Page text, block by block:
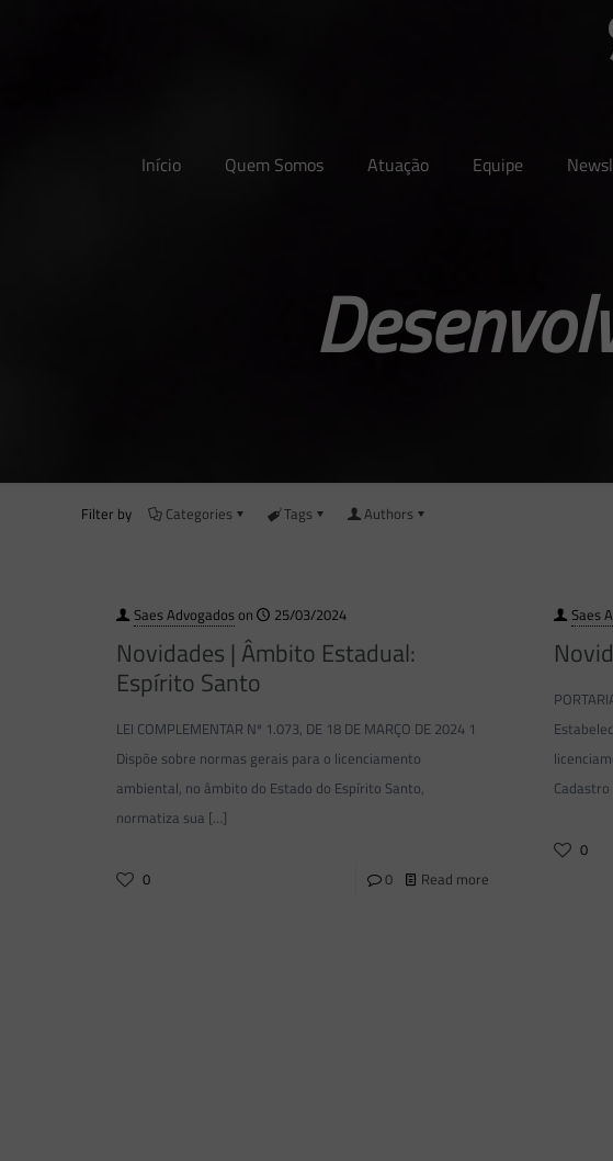
Início Quem Somos Atuação Equipe
Filter by Categories Tags Authors
Saes Advogadoson 25/03/2024
Novidades | Âmbito Estadual:
Espírito Santo
LEI COMPLEMENTAR Nº 1.073, DE 18 DE MARÇO DE 2024 1
Dispõe sobre normas gerais para o licenciamento
ambiental, no âmbito do Estado do Espírito Santo,
normatiza sua […]
0 0 Read more
Saes
0